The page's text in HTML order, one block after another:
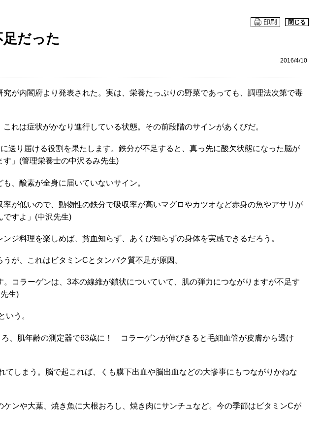
閉じる
だった
2016/4/10
が内閣府より発表された。実は、栄養たっぷりの野菜であっても、調理法次第で毒
れは症状がかなり進行している状態。その前段階のサインがあくびだ。
送り届ける役割を果たします。鉄分が不足すると、真っ先に酸欠状態になった脳が
」(管理栄養士の中沢るみ先生)
、酸素が全身に届いていないサイン。
が低いので、動物性の鉄分で吸収率が高いマグロやカツオなど赤身の魚やアサリが
ですよ」(中沢先生)
ジ料理を楽しめば、貧血知らず、あくび知らずの身体を実感できるだろう。
、これはビタミンCとタンパク質不足が原因。
コラーゲンは、3本の線維が鎖状についていて、肌の弾力につながりますが不足す
生)
う。
、肌年齢の測定器で63歳に！ コラーゲンが伸びきると毛細血管が皮膚から透け
しまう。脳で起これば、くも膜下出血や脳出血などの大惨事にもつながりかねな
ンや大葉、焼き魚に大根おろし、焼き肉にサンチュなど。今の季節はビタミンCが